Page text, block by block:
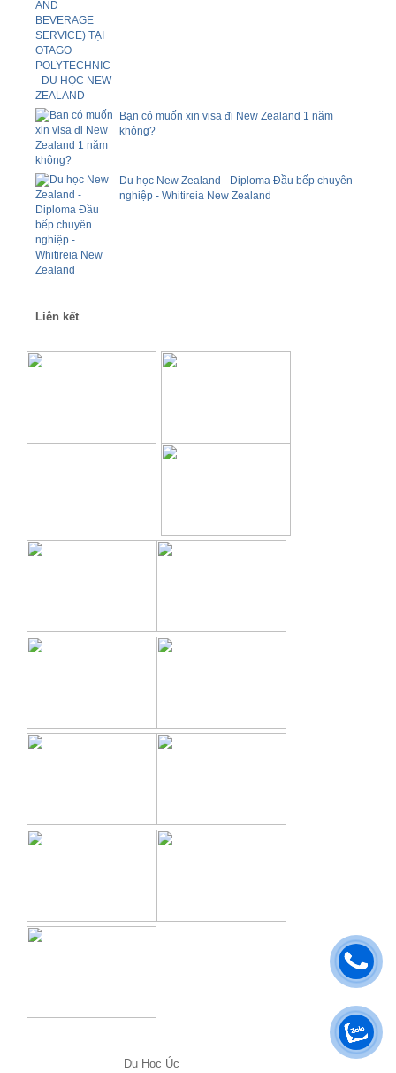
Bạn có muốn xin visa đi New Zealand 1 năm
không?
Du học New Zealand - Diploma Đầu bếp chuyên
nghiệp - Whitireia New Zealand
Liên kết
Du Học Úc